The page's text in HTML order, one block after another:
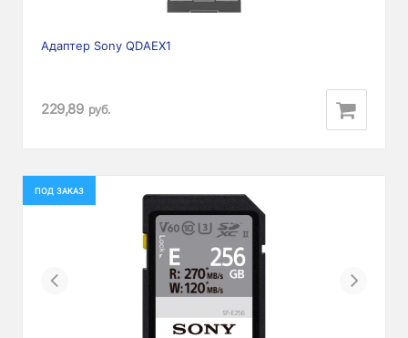
Адаптер Sony QDAEX1
229,89 руб.
ПОД ЗАКАЗ
Previous Next